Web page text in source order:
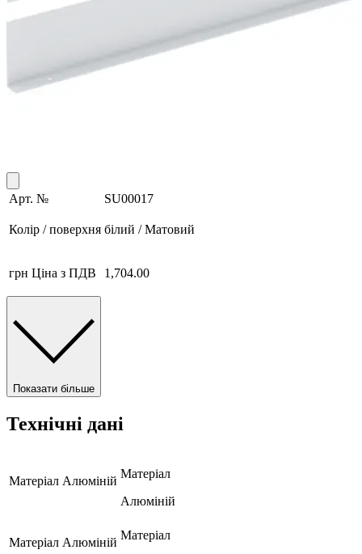
Арт. № SU00017
Колір / поверхня білий / Матовий
грн Ціна з ПДВ 1,704.00
Показати більше
Технічні дані
Матеріал Алюміній
Матеріал
Алюміній
Матеріал Алюміній
Матеріал